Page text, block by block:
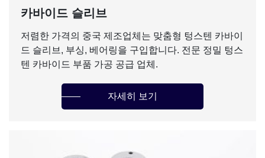
카바이드 슬리브
저렴한 가격의 중국 제조업체는 맞춤형 텅스텐 카바이
드 슬리브, 부싱, 베어링을 구입합니다. 전문 정밀 텅스
텐 카바이드 부품 가공 공급 업체.
자세히 보기